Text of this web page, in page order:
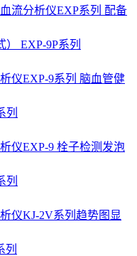
EXP-9P系列
列
列
列